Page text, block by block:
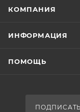
КОМПАНИЯ
ИНФОРМАЦИЯ
ПОМОЩЬ